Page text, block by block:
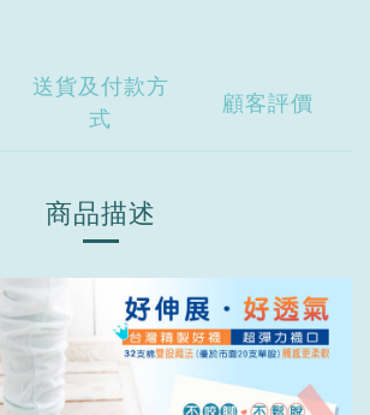
送貨及付款方
式
顧客評價
商品描述